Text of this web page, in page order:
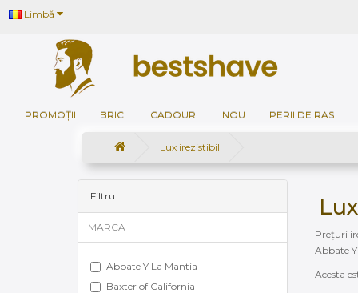
Limbă
PROMOȚII BRICI CADOURI NOU PERII DE RAS
Lux irezistibil
Filtru
MARCA
Abbate Y La Mantia
Baxter of California
Prețuri
Abbate
Acesta